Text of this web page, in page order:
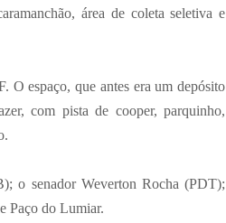
área de coleta seletiva e
O espaço, que antes era um depósito
com pista de cooper, parquinho,
o senador Weverton Rocha (PDT);
Paço do Lumiar.